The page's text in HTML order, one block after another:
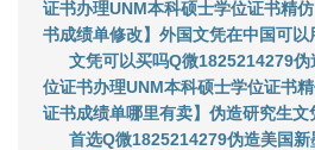
证书办理UNM本科硕士学位证书精
书成绩单修改】外国文凭在中国可以
文凭可以买吗Q微1825214279
位证书办理UNM本科硕士学位证书
证书成绩单哪里有卖】伪造研究生文
首选Q微1825214279伪造美国